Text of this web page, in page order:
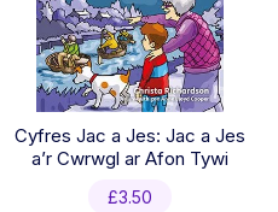
Cyfres Jac a Jes: Jac a Jes
a’r Cwrwgl ar Afon Tywi
£3.50